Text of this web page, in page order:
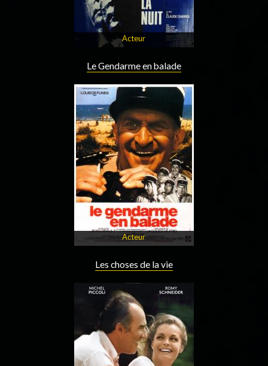
Acteur
Le Gendarme en balade
Acteur
Les choses de la vie